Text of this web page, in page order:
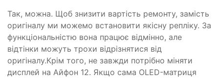
Так, можна. Щоб знизити вартість ремонту, замість
оригіналу ми можемо встановити якісну репліку. За
функціональністю вона працює відмінно, але
відтінки можуть трохи відрізнятися від
оригіналу.Крім того, не завжди потрібно міняти
дисплей на Айфон 12. Якщо сама OLED-матриця